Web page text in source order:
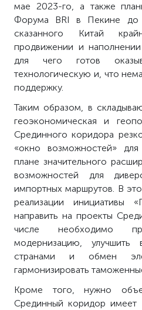
мае 2023-го, а также
Форума BRI в Пекине до
сказанного Китай
продвижении и
для чего готов
технологическую и, что
поддержку.
Таким образом, в
геоэкономическая и
Срединного коридора
«окно возможностей»
плане значительного
возможностей для
импортных маршрутов. В
реализации
направить на проекты
числе необходимо
модернизацию, улучшить
странами и обмен
гармонизировать
Кроме того, нужно
Срединный коридор имеет